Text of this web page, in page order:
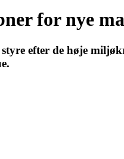
for nye
efter de høje